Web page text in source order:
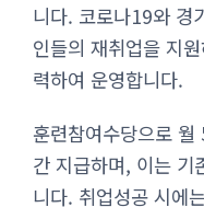
니다. 코로나19와 경
인들의 재취업을 지
력하여 운영합니다.
훈련참여수당으로
간 지급하며, 이는 기
니다. 취업성공 시에